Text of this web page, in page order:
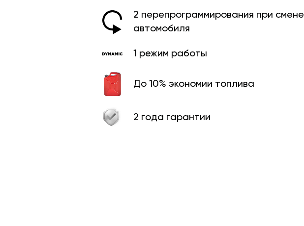
2 перепрограмми­рования при смене
автомобиля
1 режим работы
До 10% экономии топлива
2 года гарантии